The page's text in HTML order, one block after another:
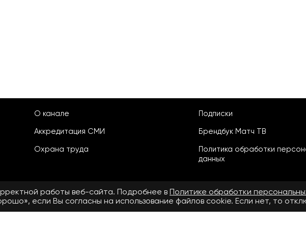
О канале
Аккредитация СМИ
Охрана труда
Подписки
Брендбук Матч ТВ
Политика обработки
данных
Пользовательское соглашение
работы веб-сайта. Подробнее в Политике обработки
если Вы согласны на использование файлов cookie. Если нет, то